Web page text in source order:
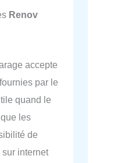
Renov
accepte
par le
quand le
les
de
internet